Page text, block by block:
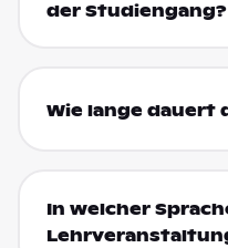
der Studiengang?
Wie lange dauert
In welcher